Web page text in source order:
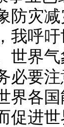
防灾
我呼
世界
必要
界各
促进